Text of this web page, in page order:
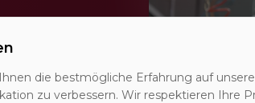
die bestmögliche Erfahrung auf
zu verbessern. Wir respektieren Ihre